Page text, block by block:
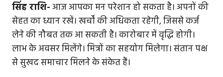
सिंह राशि-आज आपका मन परेशान हो सकता है। अपनों की
सेहत का ध्यान रखें। खर्चों की अधिकता रहेगी, जिससे कर्ज
लेने की नौबत तक आ सकती है। कारोबार में वृद्धि होगी।
लाभ के अवसर मिलेंगे। मित्रों का सहयोग मिलेगा। संतान पक्ष
से सुखद समाचार मिलने के संकेत हैं।